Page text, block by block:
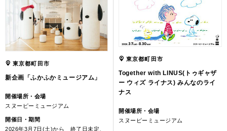
東京都町田市
新企画「ふかふかミュージアム」
開催場所・会場
スヌーピーミュージアム
開催日・期間
2026年3月7日(土)から 終了日未定、
東京都町田市
Together with LINUS(トゥギャザ
ー ウィズ ライナス) みんなのライ
ナス
開催場所・会場
スヌーピーミュージアム